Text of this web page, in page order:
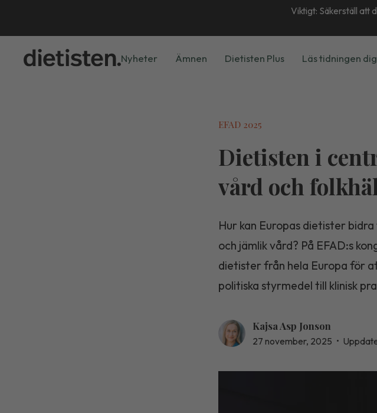
Viktigt: Säkerställ att
Nyheter Ämnen Dietisten Plus Läs tidningen
EFAD 2025
Dietisten i
vård och
Hur kan Europas dietister
och jämlik vård? På EFAD:s
dietister från hela Europa för
politiska styrmedel till klinisk
Kajsa Asp Jonson
27 november, 2025 •